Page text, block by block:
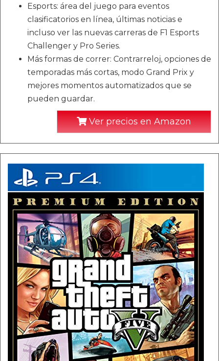
Esports: área del juego para eventos
clasificatorios en línea, últimas noticias e
incluso ver las nuevas carreras de F1 Esports
Challenger y Pro Series.
Más formas de correr: Contrarreloj, opciones de
temporadas más cortas, modo Grand Prix y
mejores momentos automatizados que se
pueden guardar.
Ver precios en Amazon